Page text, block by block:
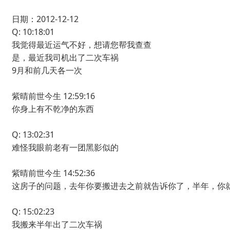
日期：2012-12-12
Q: 10:18:01
我觉得最近运气不好，想请您帮我查查
是，最近我司机出了二次车祸
9月和前几天各一次
紫晴前世今生 12:59:16
你身上有不乾净的东西
Q: 13:02:31
难怪我眼前老有一团黑影似的
紫晴前世今生 14:52:36
这房子的问题，去年你要搬进去之前就告诉你了，半年，你
Q: 15:02:23
我搬来半年出了二次车祸